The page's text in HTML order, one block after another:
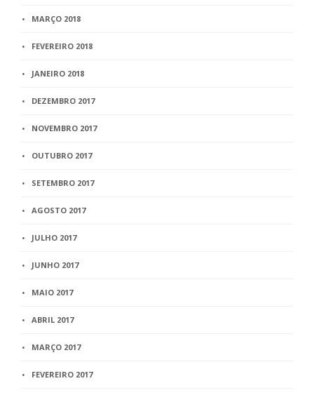
MARÇO 2018
FEVEREIRO 2018
JANEIRO 2018
DEZEMBRO 2017
NOVEMBRO 2017
OUTUBRO 2017
SETEMBRO 2017
AGOSTO 2017
JULHO 2017
JUNHO 2017
MAIO 2017
ABRIL 2017
MARÇO 2017
FEVEREIRO 2017